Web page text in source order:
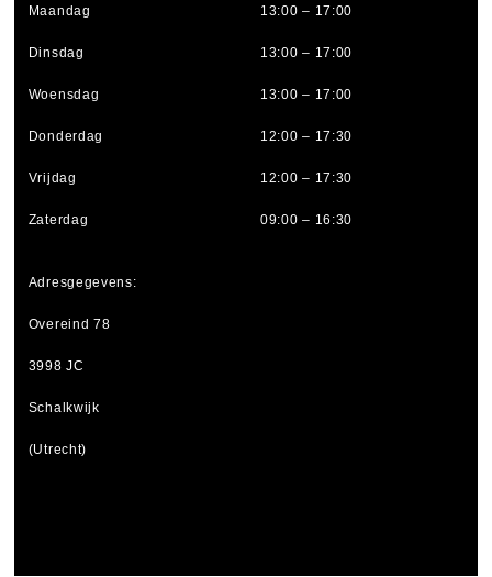
Maandag 13:00 – 17:00
Dinsdag 13:00 – 17:00
Woensdag 13:00 – 17:00
Donderdag 12:00 – 17:30
Vrijdag 12:00 – 17:30
Zaterdag 09:00 – 16:30
Adresgegevens:
Overeind 78
3998 JC
Schalkwijk
(Utrecht)